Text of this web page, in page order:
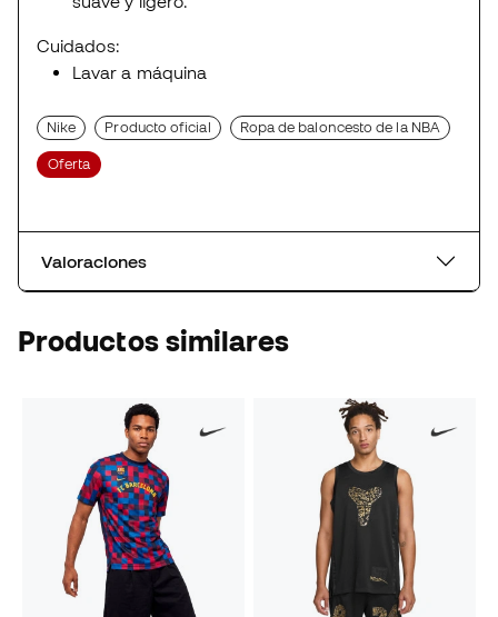
Cuidados:
Lavar a máquina
Nike Producto oficial Ropa de baloncesto de la NBA
Oferta
Valoraciones
Productos similares